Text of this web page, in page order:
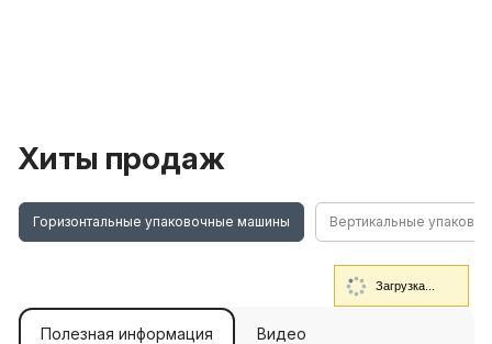
Хиты продаж
Горизонтальные упаковочные машины Вертикальные
Полезная информация Видео
Загрузка...